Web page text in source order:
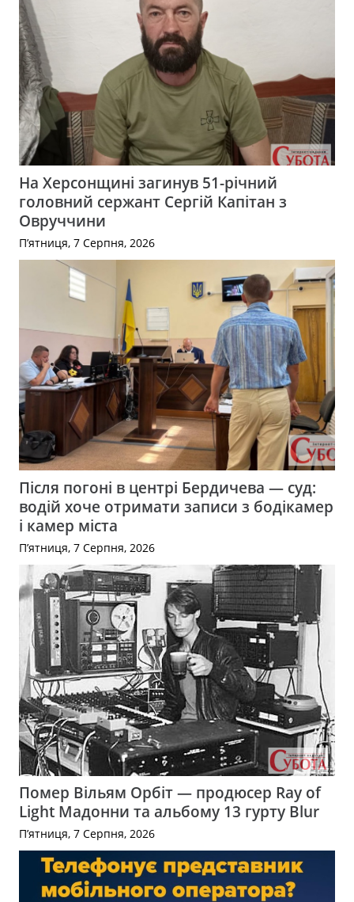
На Херсонщині загинув 51-річний
головний сержант Сергій Капітан з
Овруччини
П’ятниця, 7 Серпня, 2026
Після погоні в центрі Бердичева — суд:
водій хоче отримати записи з бодікамер
і камер міста
П’ятниця, 7 Серпня, 2026
Помер Вільям Орбіт — продюсер Ray of
Light Мадонни та альбому 13 гурту Blur
П’ятниця, 7 Серпня, 2026